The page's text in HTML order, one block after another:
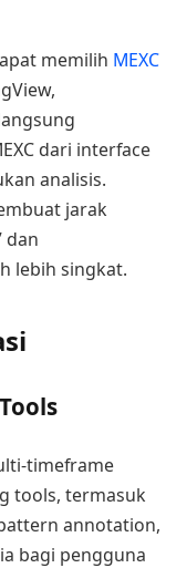
memilih MEXC
dari interface
analisis.
jarak
dan
lebih singkat.
timeframe
tools, termasuk
annotation,
bagi pengguna